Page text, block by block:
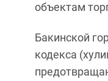
объектам
Бакинской
кодекса